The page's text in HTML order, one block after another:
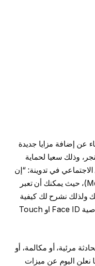
عن إضافة مزايا جديدة
وذلك سعيا لحماية
في تدوينة: “إن
الخصوصية هي في قلب (Messenger)، حيث يمكنك أن تعبر
ولذلك نشرح لك كيفية
قفل محادثات المسنجر باستخدام خاصية Face ID او Touch
مرئية، أو مكالمة، أو
نعلن اليوم عن ميزات